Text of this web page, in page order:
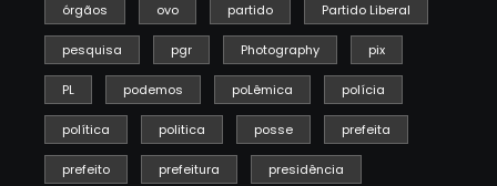
órgãos ovo partido Partido Liberal
pesquisa pgr Photography pix
PL podemos poLêmica polícia
política politica posse prefeita
prefeito prefeitura presidência